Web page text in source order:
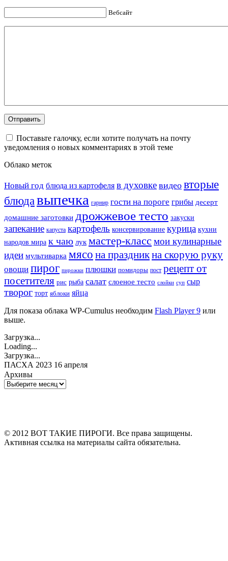
Вебсайт
Поставьте галочку, если хотите получать на почту
уведомления о новых комментариях в этой теме
Облако меток
Новый год блюда из картофеля в духовке видео вторые
блюдавыпечка гарнир гости на пороге грибы десерт
домашние заготовки дрожжевое тесто закуски
запекание капуста картофель консервирование курица кухни
народов мира к чаю лук мастер-класс мои кулинарные
идеи мультиварка мясо на праздникна скорую руку
овощи пирог пирожки плюшки помидоры пост рецепт от
посетителя рис рыба салат слоеное тесто слойки суп сыр
творог торт яблоки яйца
Для показа облака WP-Cumulus необходим Flash Player 9 или
выше.
Загрузка...
Loading...
Загрузка...
ПАСХА 2023 16 апреля
Архивы
Архивы
© 2012 ВОТ ТАКИЕ ПИРОГИ. Все права защищены.
Активная ссылка на материалы сайта обязательна.